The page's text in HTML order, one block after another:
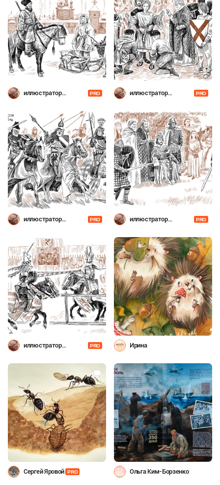
иллюстратор
PRO
иллюстратор
PRO
иллюстратор
PRO
иллюстратор
PRO
иллюстратор
PRO Ирина
Сергей Яровой PRO Ольга Ким-Борзенко